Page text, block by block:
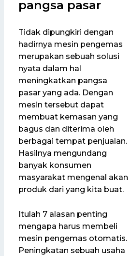
pangsa pasar
Tidak dipungkiri dengan
hadirnya mesin pengemas
merupakan sebuah solusi
nyata dalam hal
meningkatkan pangsa
pasar yang ada. Dengan
mesin tersebut dapat
membuat kemasan yang
bagus dan diterima oleh
berbagai tempat penjualan.
Hasilnya mengundang
banyak konsumen
masyarakat mengenal akan
produk dari yang kita buat.
Itulah 7 alasan penting
mengapa harus membeli
mesin pengemas otomatis.
Peningkatan sebuah usaha